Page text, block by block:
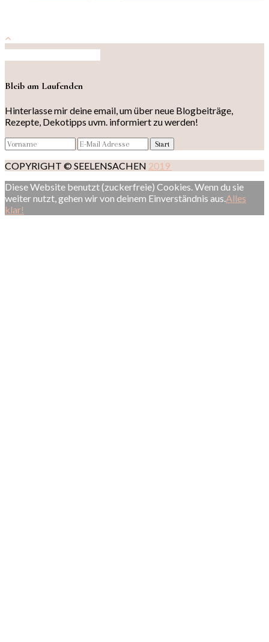
Bleib am Laufenden
Hinterlasse mir deine email, um über neue Blogbeiträge,
Rezepte, Dekotipps uvm. informiert zu werden!
COPYRIGHT © SEELENSACHEN 2019
Diese Website benutzt (zuckerfreie) Cookies. Wenn du sie
weiter nutzt, gehen wir von deinem Einverständnis aus. Alles
klar!